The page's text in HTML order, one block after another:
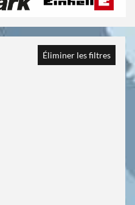
Éliminer les filtres